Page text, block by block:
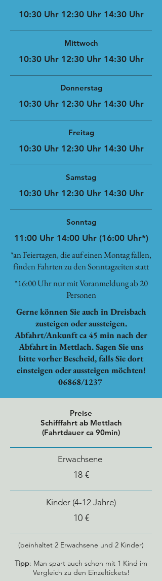
10:30 Uhr 12:30 Uhr 14:30 Uhr
Mittwoch
10:30 Uhr 12:30 Uhr 14:30 Uhr
Donnerstag
10:30 Uhr 12:30 Uhr 14:30 Uhr
Freitag
10:30 Uhr 12:30 Uhr 14:30 Uhr
Samstag
10:30 Uhr 12:30 Uhr 14:30 Uhr
Sonntag
11:00 Uhr 14:00 Uhr (16:00 Uhr*)
*an Feiertagen, die auf einen Montag fallen,
finden Fahrten zu den Sonntagzeiten statt
*16:00 Uhr nur mit Voranmeldung ab 20
Personen
Gerne können Sie auch in Dreisbach
zusteigen oder aussteigen.
Abfahrt/Ankunft ca 45 min nach der
Abfahrt in Mettlach. Sagen Sie uns
bitte vorher Bescheid, falls Sie dort
einsteigen oder aussteigen möchten!
06868/1237
Preise
Schifffahrt ab Mettlach
(Fahrtdauer ca 90min)
Erwachsene
18 €
Kinder (4-12 Jahre)
10 €
(beinhaltet 2 Erwachsene und 2 Kinder)
Tipp: Man spart auch schon mit 1 Kind im
Vergleich zu den Einzeltickets!